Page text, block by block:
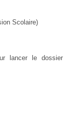
Scolaire)
lancer le dossier